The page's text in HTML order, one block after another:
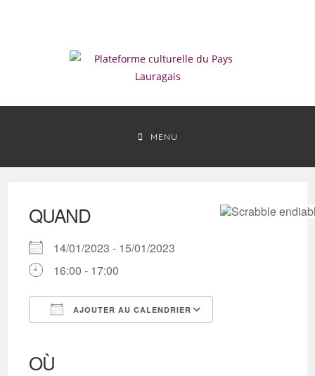
MENU
QUAND
14/01/2023 - 15/01/2023
16:00 - 17:00
AJOUTER AU CALENDRIER
OÙ